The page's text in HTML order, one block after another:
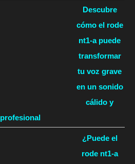
Descubre
cómo el rode
nt1-a puede
transformar
tu voz grave
en un sonido
cálido y
profesional
¿Puede el
rode nt1-a